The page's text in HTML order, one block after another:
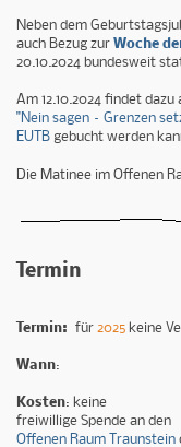
Neben dem
auch Bezug zur Woche
20.10.2024 bundesweit
Am 12.10.2024 findet
"Nein sagen – Grenzen
EUTB gebucht werden
Die Matinee im Offenen
Termin
Termin: für 2025 keine
Wann:
Kosten: keine
freiwillige Spende an den
Offenen Raum Traunstein